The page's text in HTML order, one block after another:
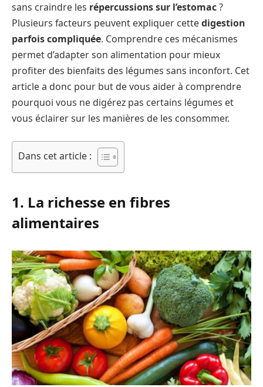
sans craindre les répercussions sur l’estomac?
Plusieurs facteurs peuvent expliquer cettedigestion
parfois compliquée. Comprendre ces mécanismes
permet d’adapter son alimentation pour mieux
profiter des bienfaits des légumes sans inconfort. Cet
article a donc pour but de vous aider à comprendre
pourquoi vous ne digérez pas certains légumes et
vous éclairer sur les manières de les consommer.
Dans cet article :
1. La richesse en fibres
alimentaires